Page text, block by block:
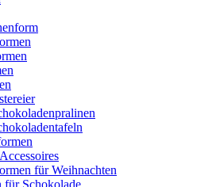
für Weihnachten
für Schokolade